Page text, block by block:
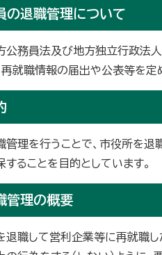
の退職管理について
公務員法及び地方独立行政法
再就職情報の届出や公表等を
管理を行うことで、市役所を
することを目的としています。
管理の概要
退職して営利企業等に再就職